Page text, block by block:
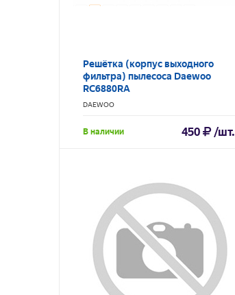
Решётка (корпус выходного
фильтра) пылесоса Daewoo
RC6880RA
DAEWOO
В наличии 450 /шт.